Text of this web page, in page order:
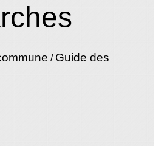
/ Guide des